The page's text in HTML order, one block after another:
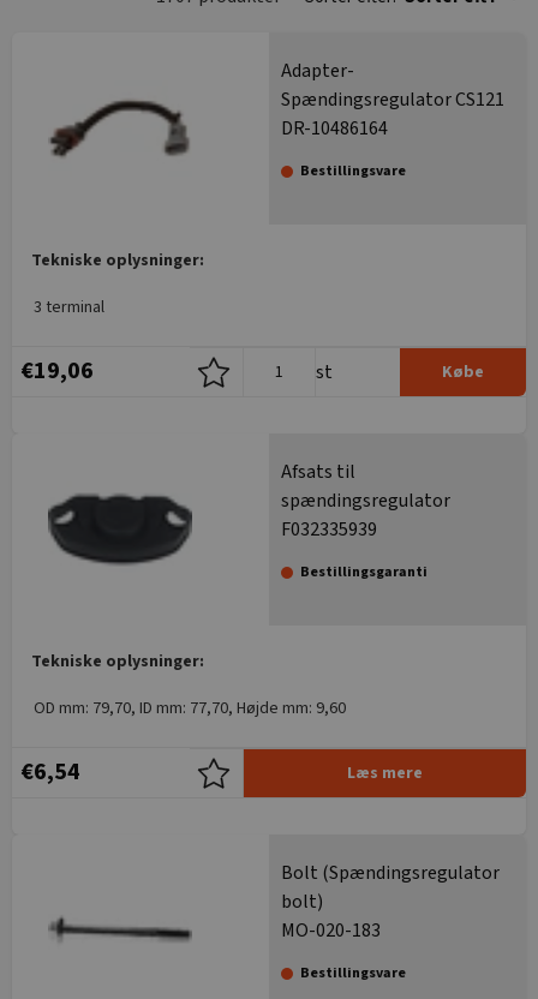
Adapter-
Spændingsregulator CS121
DR-10486164
Bestillingsvare
Tekniske oplysninger:
3 terminal
€19,06 st Købe
Afsats til
spændingsregulator
F032335939
Bestillingsgaranti
Tekniske oplysninger:
OD mm: 79,70, ID mm: 77,70, Højde mm: 9,60
€6,54 Læs mere
Bolt (Spændingsregulator
bolt)
MO-020-183
Bestillingsvare